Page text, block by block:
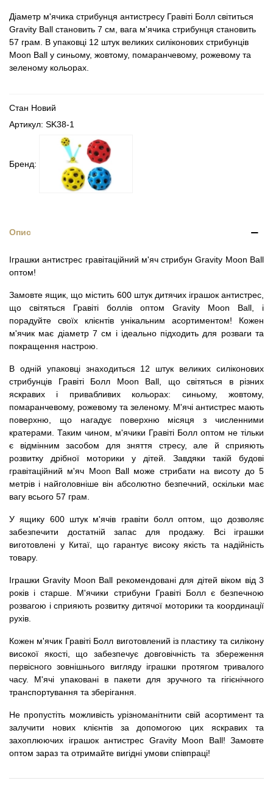
Діаметр м'ячика стрибунця антистресу Гравіті Болл світиться
Gravity Ball становить 7 см, вага м'ячика стрибунця становить
57 грам. В упаковці 12 штук великих силіконових стрибунців
Moon Ball у синьому, жовтому, помаранчевому, рожевому та
зеленому кольорах.
Стан Новий
Артикул: SK38-1
Бренд:
Опис
Іграшки антистрес гравітаційний м'яч стрибун Gravity Moon Ball
оптом!
Замовте ящик, що містить 600 штук дитячих іграшок антистрес,
що світяться Гравіті боллів оптом Gravity Moon Ball, і
порадуйте своїх клієнтів унікальним асортиментом! Кожен
м'ячик має діаметр 7 см і ідеально підходить для розваги та
покращення настрою.
В одній упаковці знаходиться 12 штук великих силіконових
стрибунців Гравіті Болл Moon Ball, що світяться в різних
яскравих і привабливих кольорах: синьому, жовтому,
помаранчевому, рожевому та зеленому. М'ячі антистрес мають
поверхню, що нагадує поверхню місяця з численними
кратерами. Таким чином, м'ячики Гравіті Болл оптом не тільки
є відмінним засобом для зняття стресу, але й сприяють
розвитку дрібної моторики у дітей. Завдяки такій будові
гравітаційний м'яч Moon Ball може стрибати на висоту до 5
метрів і найголовніше він абсолютно безпечний, оскільки має
вагу всього 57 грам.
У ящику 600 штук м'ячів гравіти болл оптом, що дозволяє
забезпечити достатній запас для продажу. Всі іграшки
виготовлені у Китаї, що гарантує високу якість та надійність
товару.
Іграшки Gravity Moon Ball рекомендовані для дітей віком від 3
років і старше. М'ячики стрибуни Гравіті Болл є безпечною
розвагою і сприяють розвитку дитячої моторики та координації
рухів.
Кожен м'ячик Гравіті Болл виготовлений із пластику та силікону
високої якості, що забезпечує довговічність та збереження
первісного зовнішнього вигляду іграшки протягом тривалого
часу. М'ячі упаковані в пакети для зручного та гігієнічного
транспортування та зберігання.
Не пропустіть можливість урізноманітнити свій асортимент та
залучити нових клієнтів за допомогою цих яскравих та
захоплюючих іграшок антистрес Gravity Moon Ball! Замовте
оптом зараз та отримайте вигідні умови співпраці!